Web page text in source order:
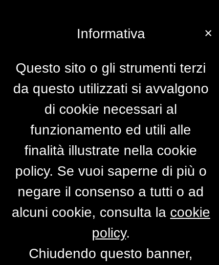
×
Informativa
Questo sito o gli strumenti terzi
da questo utilizzati si avvalgono
di cookie necessari al
funzionamento ed utili alle
finalità illustrate nella cookie
policy. Se vuoi saperne di più o
negare il consenso a tutti o ad
alcuni cookie, consulta la cookie
policy.
Chiudendo questo banner,